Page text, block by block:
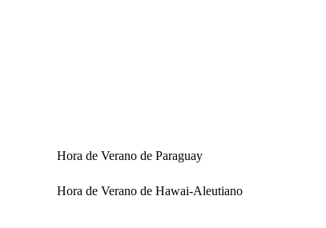
Hora de Verano de Paraguay
Hora de Verano de Hawai-Aleutiano